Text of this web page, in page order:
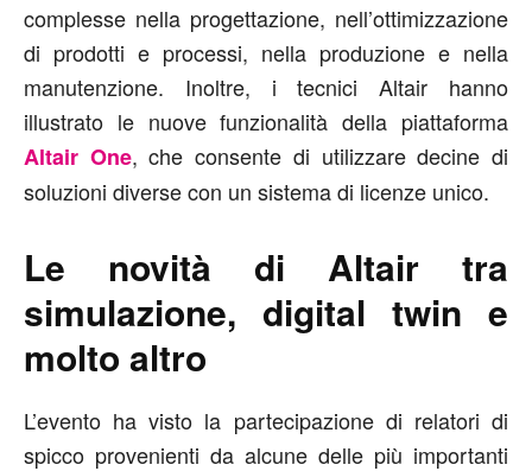
complesse nella progettazione, nell’ottimizzazione
di prodotti e processi, nella produzione e nella
manutenzione. Inoltre, i tecnici Altair hanno
illustrato le nuove funzionalità della piattaforma
Altair One, che consente di utilizzare decine di
soluzioni diverse con un sistema di licenze unico.
Le novità di Altair tra
simulazione, digital twin e
molto altro
L’evento ha visto la partecipazione di relatori di
spicco provenienti da alcune delle più importanti